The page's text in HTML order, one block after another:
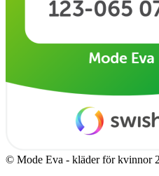
© Mode Eva - kläder för kvinnor